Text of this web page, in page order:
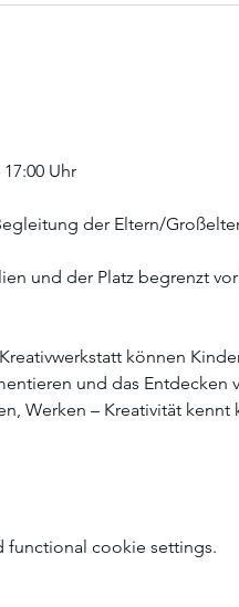
Uhr
der Eltern/
und der Platz begrenzt
können
und das
Werken – Kreativität kennt
functional cookie settings.